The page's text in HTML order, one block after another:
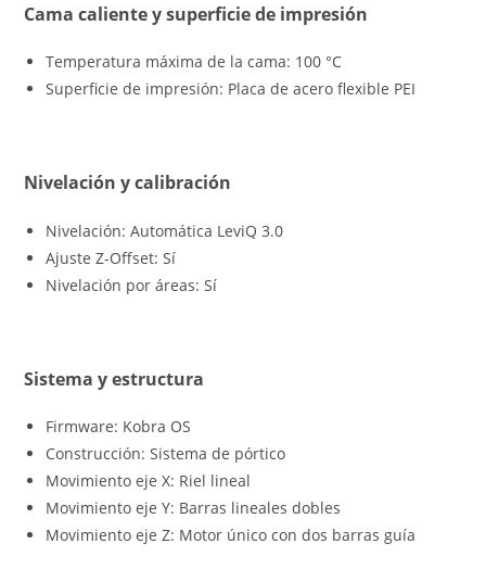
Cama caliente y superficie de impresión
Temperatura máxima de la cama: 100 °C
Superficie de impresión: Placa de acero flexible PEI
Nivelación y calibración
Nivelación: Automática LeviQ 3.0
Ajuste Z-Offset: Sí
Nivelación por áreas: Sí
Sistema y estructura
Firmware: Kobra OS
Construcción: Sistema de pórtico
Movimiento eje X: Riel lineal
Movimiento eje Y: Barras lineales dobles
Movimiento eje Z: Motor único con dos barras guía